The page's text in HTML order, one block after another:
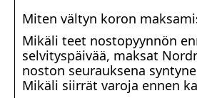
Miten vältyn koron
Mikäli teet nostopyynnön
selvityspäivää, maksat
noston seurauksena
Mikäli siirrät varoja ennen